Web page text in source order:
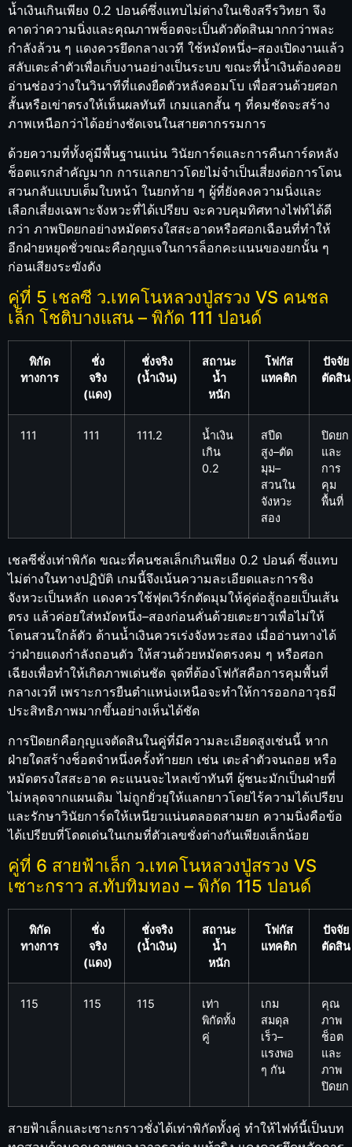
น้ำเงินเกินเพียง 0.2 ปอนด์ซึ่งแทบไม่ต่างในเชิงสรีรวิทยา จึง
คาดว่าความนิ่งและคุณภาพช็อตจะเป็นตัวตัดสินมากกว่าพละ
กำลังล้วน ๆ แดงควรยึดกลางเวที ใช้หมัดหนึ่ง–สองเปิดงานแล้ว
สลับเตะลำตัวเพื่อเก็บงานอย่างเป็นระบบ ขณะที่น้ำเงินต้องคอย
อ่านช่องว่างในวินาทีที่แดงยืดตัวหลังคอมโบ เพื่อสวนด้วยศอก
สั้นหรือเข่าตรงให้เห็นผลทันที เกมแลกสั้น ๆ ที่คมชัดจะสร้าง
ภาพเหนือกว่าได้อย่างชัดเจนในสายตากรรมการ
ด้วยความที่ทั้งคู่มีพื้นฐานแน่น วินัยการ์ดและการคืนการ์ดหลัง
ช็อตแรกสำคัญมาก การแลกยาวโดยไม่จำเป็นเสี่ยงต่อการโดน
สวนกลับแบบเต็มใบหน้า ในยกท้าย ๆ ผู้ที่ยังคงความนิ่งและ
เลือกเสี่ยงเฉพาะจังหวะที่ได้เปรียบ จะควบคุมทิศทางไฟท์ได้ดี
กว่า ภาพปิดยกอย่างหมัดตรงใสสะอาดหรือศอกเฉือนที่ทำให้
อีกฝ่ายหยุดชั่วขณะคือกุญแจในการล็อกคะแนนของยกนั้น ๆ
ก่อนเสียงระฆังดัง
คู่ที่ 5 เชลซี ว.เทคโนหลวงปู่สรวง VS คนชล
เล็ก โชติบางแสน – พิกัด 111 ปอนด์
พิกัด
ทางการ
ชั่ง
จริง
(แดง)
ชั่งจริง
(น้ำเงิน)
สถานะ
น้ำ
หนัก
โฟกัส
แทคติก
ปัจจัย
ตัดสิน
111 111 111.2
น้ำเงิน
เกิน
0.2
สปีด
สูง–ตัด
มุม–
สวนใน
จังหวะ
สอง
ปิดยก
และ
การ
คุม
พื้นที่
เชลซีชั่งเท่าพิกัด ขณะที่คนชลเล็กเกินเพียง 0.2 ปอนด์ ซึ่งแทบ
ไม่ต่างในทางปฏิบัติ เกมนี้จึงเน้นความละเอียดและการชิง
จังหวะเป็นหลัก แดงควรใช้ฟุตเวิร์กตัดมุมให้คู่ต่อสู้ถอยเป็นเส้น
ตรง แล้วค่อยใส่หมัดหนึ่ง–สองก่อนคั่นด้วยเตะยาวเพื่อไม่ให้
โดนสวนใกล้ตัว ด้านน้ำเงินควรเร่งจังหวะสอง เมื่ออ่านทางได้
ว่าฝ่ายแดงกำลังถอนตัว ให้สวนด้วยหมัดตรงคม ๆ หรือศอก
เฉียงเพื่อทำให้เกิดภาพเด่นชัด จุดที่ต้องโฟกัสคือการคุมพื้นที่
กลางเวที เพราะการยืนตำแหน่งเหนือจะทำให้การออกอาวุธมี
ประสิทธิภาพมากขึ้นอย่างเห็นได้ชัด
การปิดยกคือกุญแจตัดสินในคู่ที่มีความละเอียดสูงเช่นนี้ หาก
ฝ่ายใดสร้างช็อตจำหนึ่งครั้งท้ายยก เช่น เตะลำตัวจนถอย หรือ
หมัดตรงใสสะอาด คะแนนจะไหลเข้าทันที ผู้ชนะมักเป็นฝ่ายที่
ไม่หลุดจากแผนเดิม ไม่ถูกยั่วยุให้แลกยาวโดยไร้ความได้เปรียบ
และรักษาวินัยการ์ดให้เหนียวแน่นตลอดสามยก ความนิ่งคือข้อ
ได้เปรียบที่โดดเด่นในเกมที่ตัวเลขชั่งต่างกันเพียงเล็กน้อย
คู่ที่ 6 สายฟ้าเล็ก ว.เทคโนหลวงปู่สรวง VS
เซาะกราว ส.ทับทิมทอง – พิกัด 115 ปอนด์
พิกัด
ทางการ
ชั่ง
จริง
(แดง)
ชั่งจริง
(น้ำเงิน)
สถานะ
น้ำ
หนัก
โฟกัส
แทคติก
ปัจจัย
ตัดสิน
115 115 115
เท่า
พิกัดทั้ง
คู่
เกม
สมดุล
เร็ว–
แรงพอ
ๆ กัน
คุณ
ภาพ
ช็อต
และ
ภาพ
ปิดยก
สายฟ้าเล็กและเซาะกราวชั่งได้เท่าพิกัดทั้งคู่ ทำให้ไฟท์นี้เป็นบท